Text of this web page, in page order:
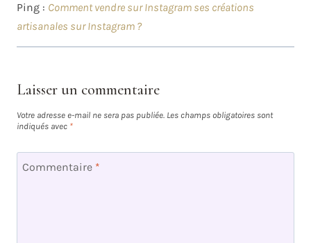
Ping : Comment vendre sur Instagram ses créations
artisanales sur Instagram ?
Laisser un commentaire
Votre adresse e-mail ne sera pas publiée. Les champs obligatoires sont
indiqués avec *
Commentaire *